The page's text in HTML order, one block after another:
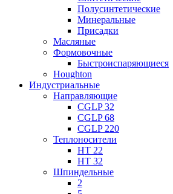
Полусинтетические
Минеральные
Присадки
Масляные
Формовочные
Быстроиспаряющиеся
Houghton
Индустриальные
Направляющие
CGLP 32
CGLP 68
CGLP 220
Теплоносители
HT 22
HT 32
Шпиндельные
2